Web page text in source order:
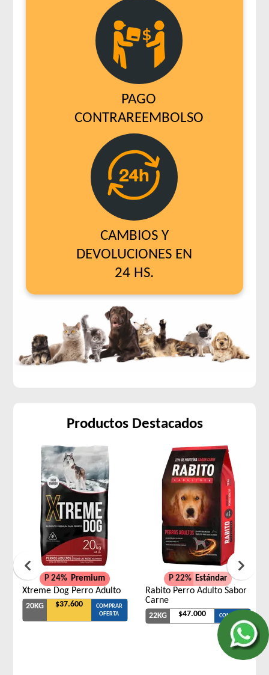
PAGO
CONTRAREEMBOLSO
CAMBIOS Y
DEVOLUCIONES EN
24 HS.
Productos Destacados
P 24% Premium
Xtreme Dog Perro Adulto
20KG $37.600
COMPRAR
OFERTA
P 22% Estándar
Rabito Perro Adulto Sabor
Carne
22KG $47.000 COMPRAR